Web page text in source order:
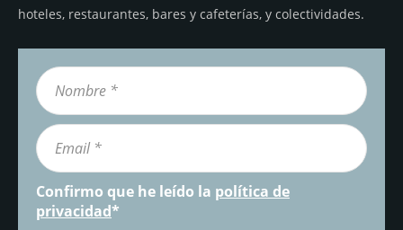
hoteles, restaurantes, bares y cafeterías, y colectividades.
Confirmo que he leído la política de
privacidad*